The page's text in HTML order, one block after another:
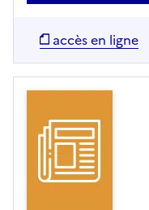
accès en ligne